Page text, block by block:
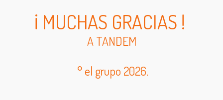
¡ MUCHAS GRACIAS !
A TANDEM
° el grupo 2026.